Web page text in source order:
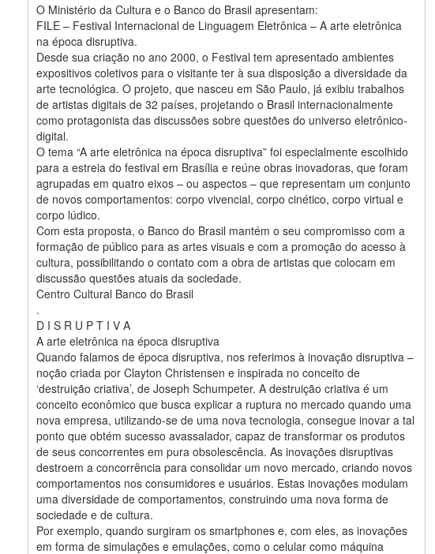
O Ministério da Cultura e o Banco do Brasil apresentam:
FILE – Festival Internacional de Linguagem Eletrônica – A arte eletrônica
na época disruptiva.
Desde sua criação no ano 2000, o Festival tem apresentado ambientes
expositivos coletivos para o visitante ter à sua disposição a diversidade da
arte tecnológica. O projeto, que nasceu em São Paulo, já exibiu trabalhos
de artistas digitais de 32 países, projetando o Brasil internacionalmente
como protagonista das discussões sobre questões do universo eletrônico-
digital.
O tema “A arte eletrônica na época disruptiva” foi especialmente escolhido
para a estreia do festival em Brasília e reúne obras inovadoras, que foram
agrupadas em quatro eixos – ou aspectos – que representam um conjunto
de novos comportamentos: corpo vivencial, corpo cinético, corpo virtual e
corpo lúdico.
Com esta proposta, o Banco do Brasil mantém o seu compromisso com a
formação de público para as artes visuais e com a promoção do acesso à
cultura, possibilitando o contato com a obra de artistas que colocam em
discussão questões atuais da sociedade.
Centro Cultural Banco do Brasil
.
D I S R U P T I V A
A arte eletrônica na época disruptiva
Quando falamos de época disruptiva, nos referimos à inovação disruptiva –
noção criada por Clayton Christensen e inspirada no conceito de
‘destruição criativa’, de Joseph Schumpeter. A destruição criativa é um
conceito econômico que busca explicar a ruptura no mercado quando uma
nova empresa, utilizando-se de uma nova tecnologia, consegue inovar a tal
ponto que obtém sucesso avassalador, capaz de transformar os produtos
de seus concorrentes em pura obsolescência. As inovações disruptivas
destroem a concorrência para consolidar um novo mercado, criando novos
comportamentos nos consumidores e usuários. Estas inovações modulam
uma diversidade de comportamentos, construindo uma nova forma de
sociedade e de cultura.
Por exemplo, quando surgiram os smartphones e, com eles, as inovações
em forma de simulações e emulações, como o celular como máquina